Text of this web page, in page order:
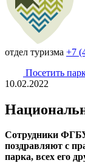
отдел туризма +7
Посетить
10.02.2022
Сотрудники
поздравляют с
парка, всех его